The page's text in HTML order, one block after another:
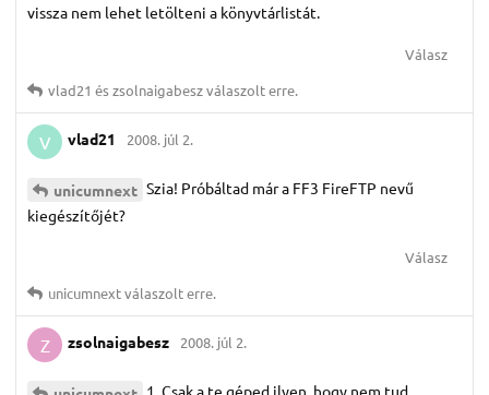
vissza nem lehet letölteni a könyvtárlistát.
Válasz
vlad21 észsolnaigabeszválaszolt erre.
V vlad21 2008. júl 2.
unicumnext Szia! Próbáltad már a FF3 FireFTP nevű
kiegészítőjét?
Válasz
unicumnextválaszolt erre.
Z zsolnaigabesz 2008. júl 2.
1. Csak a te géped ilyen, hogy nem tud